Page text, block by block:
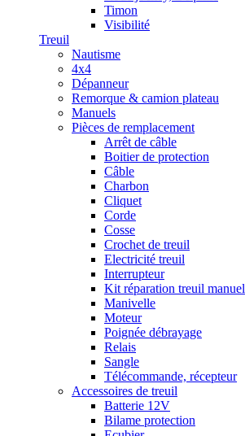
Timon
Visibilité
Treuil
Nautisme
4x4
Dépanneur
Remorque & camion plateau
Manuels
Pièces de remplacement
Arrêt de câble
Boitier de protection
Câble
Charbon
Cliquet
Corde
Cosse
Crochet de treuil
Electricité treuil
Interrupteur
Kit réparation treuil manuel
Manivelle
Moteur
Poignée débrayage
Relais
Sangle
Télécommande, récepteur
Accessoires de treuil
Batterie 12V
Bilame protection